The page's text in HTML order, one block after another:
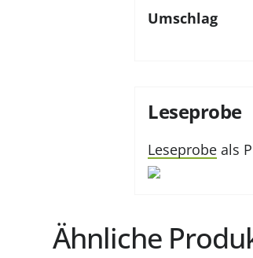
Umschlag
Leseprobe
Leseprobe als
Ähnliche